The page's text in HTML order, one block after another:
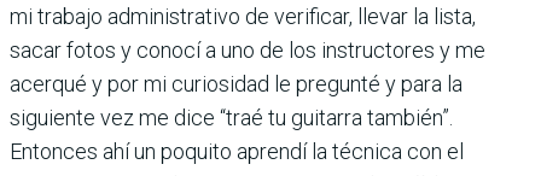
mi trabajo administrativo de verificar, llevar la lista,
sacar fotos y conocí a uno de los instructores y me
acerqué y por mi curiosidad le pregunté y para la
siguiente vez me dice “traé tu guitarra también”.
Entonces ahí un poquito aprendí la técnica con el